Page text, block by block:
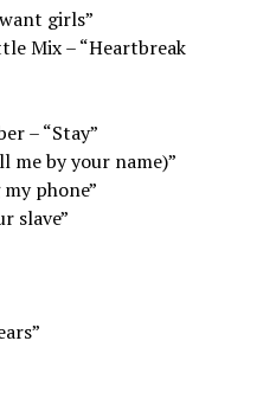
girls”
Mix – “Heartbreak
– “Stay”
me by your name)”
phone”
slave”